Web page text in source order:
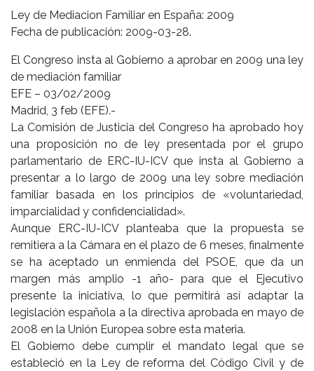
Ley de Mediacion Familiar en España: 2009
Fecha de publicación: 2009-03-28.
El Congreso insta al Gobierno a aprobar en 2009 una ley
de mediación familiar
EFE – 03/02/2009
Madrid, 3 feb (EFE).-
La Comisión de Justicia del Congreso ha aprobado hoy
una proposición no de ley presentada por el grupo
parlamentario de ERC-IU-ICV que insta al Gobierno a
presentar a lo largo de 2009 una ley sobre mediación
familiar basada en los principios de «voluntariedad,
imparcialidad y confidencialidad».
Aunque ERC-IU-ICV planteaba que la propuesta se
remitiera a la Cámara en el plazo de 6 meses, finalmente
se ha aceptado un enmienda del PSOE, que da un
margen más amplio -1 año- para que el Ejecutivo
presente la iniciativa, lo que permitirá así adaptar la
legislación española a la directiva aprobada en mayo de
2008 en la Unión Europea sobre esta materia.
El Gobierno debe cumplir el mandato legal que se
estableció en la Ley de reforma del Código Civil y de